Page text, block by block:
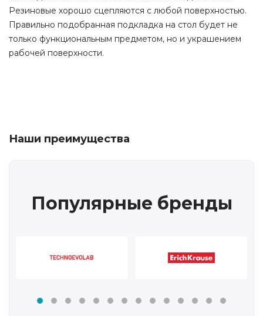
Резиновые хорошо сцепляются с любой поверхностью.
Правильно подобранная подкладка на стол будет не
только функциональным предметом, но и украшением
рабочей поверхности.
Наши преимущества
Популярные бренды